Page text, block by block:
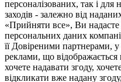
персоналізованих, так і
заходів - залежно від
«Прийняти все», Ви
персональних даних
її Довіреними партнерами,
реклами, що
хочете надавати згоду,
відкликати вже надану